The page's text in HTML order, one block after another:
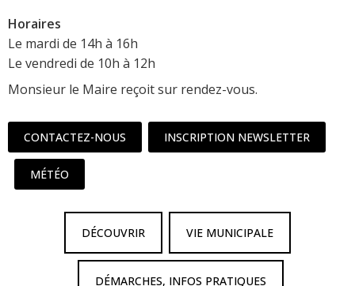
Horaires
Le mardi de 14h à 16h
Le vendredi de 10h à 12h
Monsieur le Maire reçoit sur rendez-vous.
CONTACTEZ-NOUS INSCRIPTION NEWSLETTER
MÉTÉO
DÉCOUVRIR VIE MUNICIPALE
DÉMARCHES, INFOS PRATIQUES